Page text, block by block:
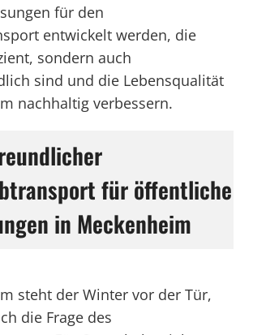
für den
entwickelt werden, die
sondern auch
sind und die Lebensqualität
nachhaltig verbessern.
für öffentliche
in Meckenheim
steht der Winter vor der Tür,
die Frage des